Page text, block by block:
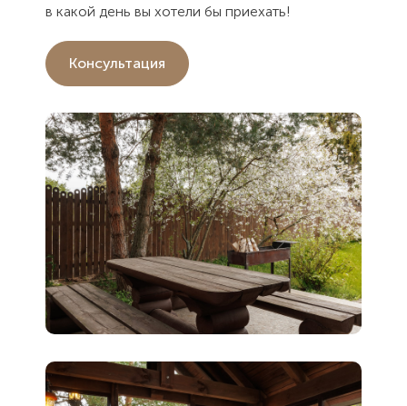
в какой день вы хотели бы приехать!
Консультация